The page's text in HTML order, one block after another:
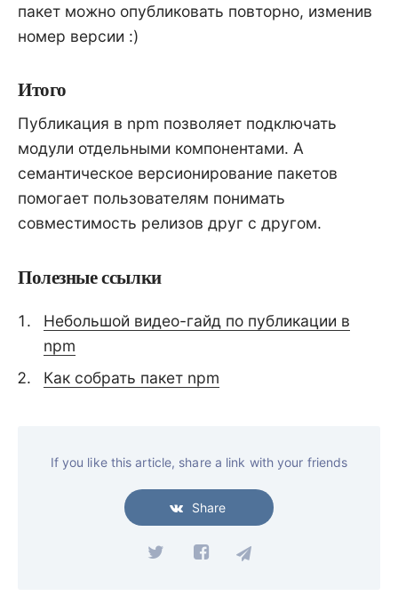
пакет можно опубликовать повторно, изменив
номер версии :)
Итого
Публикация в npm позволяет подключать
модули отдельными компонентами. А
семантическое версионирование пакетов
помогает пользователям понимать
совместимость релизов друг с другом.
Полезные ссылки
Небольшой видео-гайд по публикации в
npm
Как собрать пакет npm
If you like this article, share a link with your friends
Share